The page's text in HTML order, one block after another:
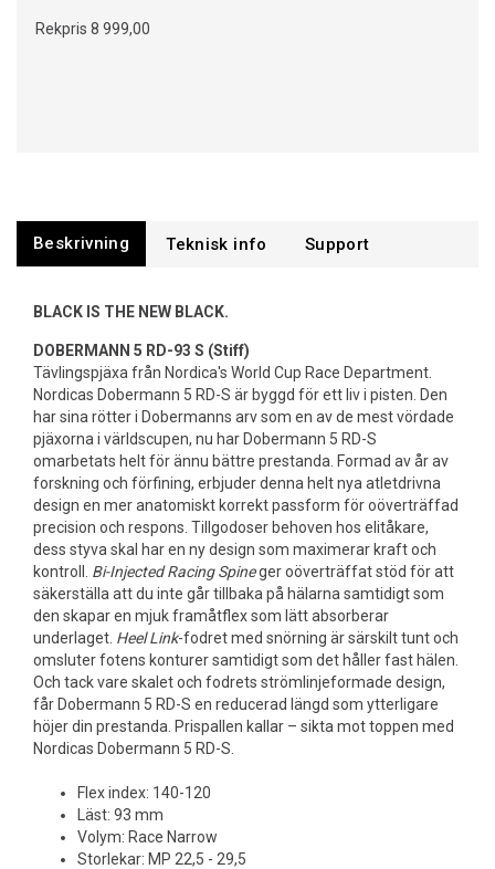
Rekpris 8 999,00
Beskrivning Support
BLACK IS THE NEW BLACK.
DOBERMANN 5 RD-93 S (Stiff)
Tävlingspjäxa från Nordica's World Cup Race Department.
Nordicas Dobermann 5 RD-S är byggd för ett liv i pisten. Den
har sina rötter i Dobermanns arv som en av de mest vördade
pjäxorna i världscupen, nu har Dobermann 5 RD-S
omarbetats helt för ännu bättre prestanda. Formad av år av
forskning och förfining, erbjuder denna helt nya atletdrivna
design en mer anatomiskt korrekt passform för oöverträffad
precision och respons. Tillgodoser behoven hos elitåkare,
dess styva skal har en ny design som maximerar kraft och
kontroll. Bi-Injected Racing Spineger oöverträffat stöd för att
säkerställa att du inte går tillbaka på hälarna samtidigt som
den skapar en mjuk framåtflex som lätt absorberar
underlaget. Heel Link-fodret med snörning är särskilt tunt och
omsluter fotens konturer samtidigt som det håller fast hälen.
Och tack vare skalet och fodrets strömlinjeformade design,
får Dobermann 5 RD-S en reducerad längd som ytterligare
höjer din prestanda. Prispallen kallar – sikta mot toppen med
Nordicas Dobermann 5 RD-S.
Flex index: 140-120
Läst: 93 mm
Volym: Race Narrow
Storlekar: MP 22,5 - 29,5